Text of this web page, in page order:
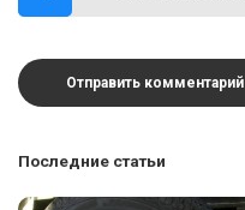
Последние статьи